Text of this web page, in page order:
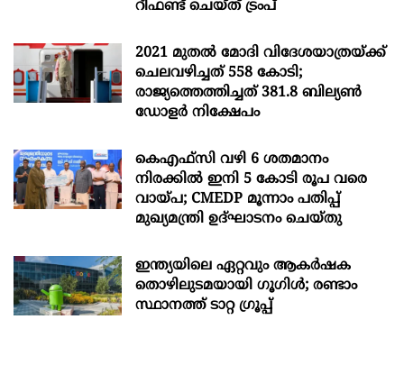
റീഫണ്ട് ചെയ്ത് ട്രംപ്
2021 മുതൽ മോദി വിദേശയാത്രയ്ക്ക്
ചെലവഴിച്ചത് 558 കോടി;
രാജ്യത്തെത്തിച്ചത് 381.8 ബില്യൺ
ഡോളർ നിക്ഷേപം
കെഎഫ്സി വഴി 6 ശതമാനം
നിരക്കിൽ ഇനി 5 കോടി രൂപ വരെ
വായ്പ; CMEDP മൂന്നാം പതിപ്പ്
മുഖ്യമന്ത്രി ഉദ്ഘാടനം ചെയ്തു
ഇന്ത്യയിലെ ഏറ്റവും ആകര്‍ഷക
തൊഴിലുടമയായി ഗൂഗിള്‍; രണ്ടാം
സ്ഥാനത്ത് ടാറ്റ ഗ്രൂപ്പ്